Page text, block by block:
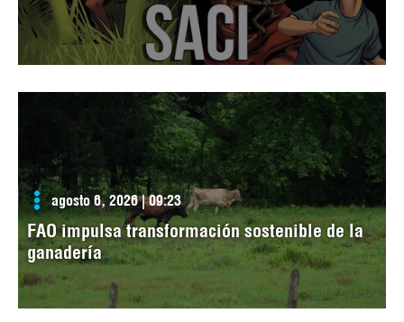
agosto 6, 2026 | 09:23
FAO impulsa transformación sostenible de la
ganadería